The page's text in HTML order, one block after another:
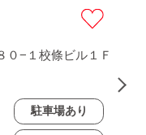
０−１校條ビル１Ｆ
駐車場あり